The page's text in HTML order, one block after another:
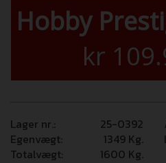
Hobby
kr
Lager nr.: 25-0392
Egenvægt:
1349 Kg.
Totalvægt:
1600 Kg.